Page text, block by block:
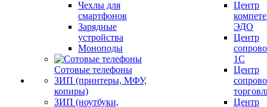
Чехлы для
смартфонов
Зарядные
устройства
Моноподы
Сотовые телефоны
ЗИП (принтеры, МФУ,
копиры)
ЗИП (ноутбуки,
Центр
ЭДО
Центр
1С
Центр
Центр